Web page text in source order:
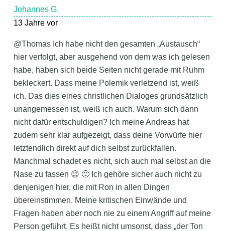
Johannes G.
13 Jahre vor
@Thomas Ich habe nicht den gesamten „Austausch“
hier verfolgt, aber ausgehend von dem was ich gelesen
habe, haben sich beide Seiten nicht gerade mit Ruhm
bekleckert. Dass meine Polemik verletzend ist, weiß
ich. Das dies eines christlichen Dialoges grundsätzlich
unangemessen ist, weiß ich auch. Warum sich dann
nicht dafür entschuldigen? Ich meine Andreas hat
zudem sehr klar aufgezeigt, dass deine Vorwürfe hier
letztendlich direkt auf dich selbst zurückfallen.
Manchmal schadet es nicht, sich auch mal selbst an die
Nase zu fassen 😉 🙂 Ich gehöre sicher auch nicht zu
denjenigen hier, die mit Ron in allen Dingen
übereinstimmen. Meine kritischen Einwände und
Fragen haben aber noch nie zu einem Angriff auf meine
Person geführt. Es heißt nicht umsonst, dass „der Ton